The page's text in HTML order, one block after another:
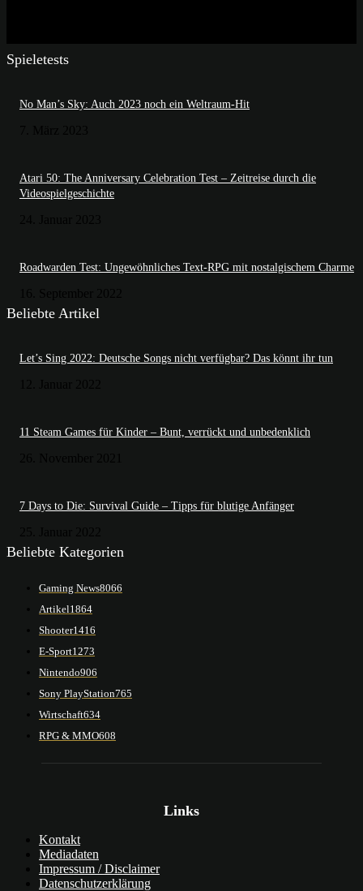
Spieletests
No Man’s Sky: Auch 2023 noch ein Weltraum-Hit
Atari 50: The Anniversary Celebration Test – Zeitreise durch die
Videospielgeschichte
Roadwarden Test: Ungewöhnliches Text-RPG mit nostalgischem Charme
Beliebte Artikel
Let’s Sing 2022: Deutsche Songs nicht verfügbar? Das könnt ihr tun
11 Steam Games für Kinder – Bunt, verrückt und unbedenklich
7 Days to Die: Survival Guide – Tipps für blutige Anfänger
Beliebte Kategorien
Gaming News8066
Artikel1864
Shooter1416
E-Sport1273
Nintendo906
Sony PlayStation765
Wirtschaft634
RPG & MMO608
Links
Kontakt
Mediadaten
Impressum / Disclaimer
Datenschutzerklärung